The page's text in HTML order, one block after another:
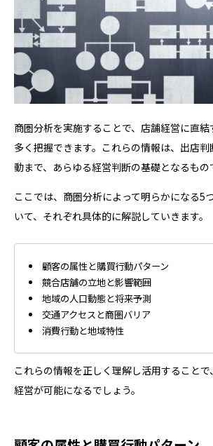
商圏分析を実施することで、店舗経営に直
多く把握できます。これらの情報は、出店
動まで、あらゆる経営判断の基礎となるもの
ここでは、商圏分析によって明らかになる5
いて、それぞれ具体的に解説していきます。
顧客の属性と購買行動パターン
競合店舗の立地と影響範囲
地域の人口動態と将来予測
交通アクセスと商圏バリア
消費行動と地域特性
これらの情報を正しく理解し活用すること
経営が可能になるでしょう。